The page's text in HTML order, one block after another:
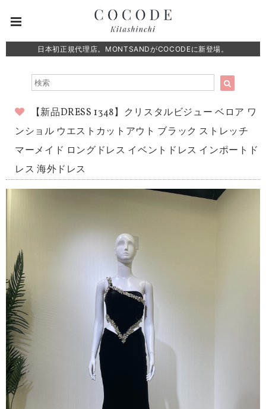
日本初正規代理店。MONTSANDがCOCODEに新登場。
【新品DRESS 1348】クリスタルビジュー ベロア ワ
ンショル ウエストカットアウト ブラック ストレッチ
マーメイド ロングドレス イベントドレス インポートド
レス 海外ドレス